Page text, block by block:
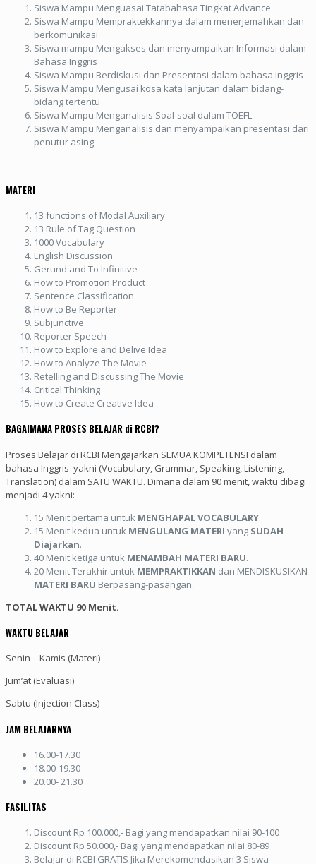
Siswa Mampu Menguasai Tatabahasa Tingkat Advance
Siswa Mampu Mempraktekkannya dalam menerjemahkan dan
berkomunikasi
Siswa mampu Mengakses dan menyampaikan Informasi dalam
Bahasa Inggris
Siswa Mampu Berdiskusi dan Presentasi dalam bahasa Inggris
Siswa Mampu Mengusai kosa kata lanjutan dalam bidang-
bidang tertentu
Siswa Mampu Menganalisis Soal-soal dalam TOEFL
Siswa Mampu Menganalisis dan menyampaikan presentasi dari
penutur asing
MATERI
13 functions of Modal Auxiliary
13 Rule of Tag Question
1000 Vocabulary
English Discussion
Gerund and To Infinitive
How to Promotion Product
Sentence Classification
How to Be Reporter
Subjunctive
Reporter Speech
How to Explore and Delive Idea
How to Analyze The Movie
Retelling and Discussing The Movie
Critical Thinking
How to Create Creative Idea
BAGAIMANA PROSES BELAJAR di RCBI?
Proses Belajar di RCBI Mengajarkan SEMUA KOMPETENSI dalam
bahasa Inggris yakni (Vocabulary, Grammar, Speaking, Listening,
Translation) dalam SATU WAKTU. Dimana dalam 90 menit, waktu dibagi
menjadi 4 yakni:
15 Menit pertama untuk MENGHAPAL VOCABULARY.
15 Menit kedua untuk MENGULANG MATERI yang SUDAH
Diajarkan.
40 Menit ketiga untuk MENAMBAH MATERI BARU.
20 Menit Terakhir untuk MEMPRAKTIKKAN dan MENDISKUSIKAN
MATERI BARU Berpasang-pasangan.
TOTAL WAKTU 90 Menit.
WAKTU BELAJAR
Senin – Kamis (Materi)
Jum’at (Evaluasi)
Sabtu (Injection Class)
JAM BELAJARNYA
16.00-17.30
18.00-19.30
20.00- 21.30
FASILITAS
Discount Rp 100.000,- Bagi yang mendapatkan nilai 90-100
Discount Rp 50.000,- Bagi yang mendapatkan nilai 80-89
Belajar di RCBI GRATIS Jika Merekomendasikan 3 Siswa